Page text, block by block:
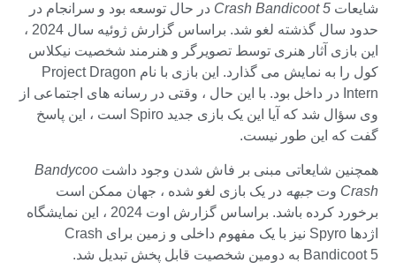
شایعات Crash Bandicoot 5 در حال توسعه بود و سرانجام در
حدود سال گذشته لغو شد. براساس گزارش ژوئیه سال 2024 ،
این بازی آثار هنری توسط تصویرگر و هنرمند شخصیت نیکلاس
کول را به نمایش می گذارد. این بازی با نام Project Dragon
Intern در داخل بود. با این حال ، وقتی در رسانه های اجتماعی از
وی سؤال شد که آیا این یک بازی جدید Spiro است ، این پاسخ
گفت که این طور نیست.
همچنین شایعاتی مبنی بر فاش شدن وجود داشت Bandycoo
Crash وت جبهه در یک بازی لغو شده ، جهان ممکن است
برخورد کرده باشد. براساس گزارش اوت 2024 ، این نمایشگاه
اژدها Spyro نیز با یک مفهوم داخلی و زمین برای Crash
Bandicoot 5 به دومین شخصیت قابل پخش تبدیل شد.